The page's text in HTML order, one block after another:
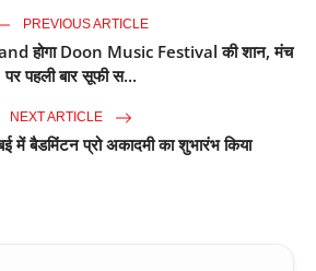
PREVIOUS ARTICLE
होगा Doon Music Festival की शान, मंच
पर पहली बार सूफी स...
NEXT ARTICLE
में बैडमिंटन प्रो अकादमी का शुभारंभ किया